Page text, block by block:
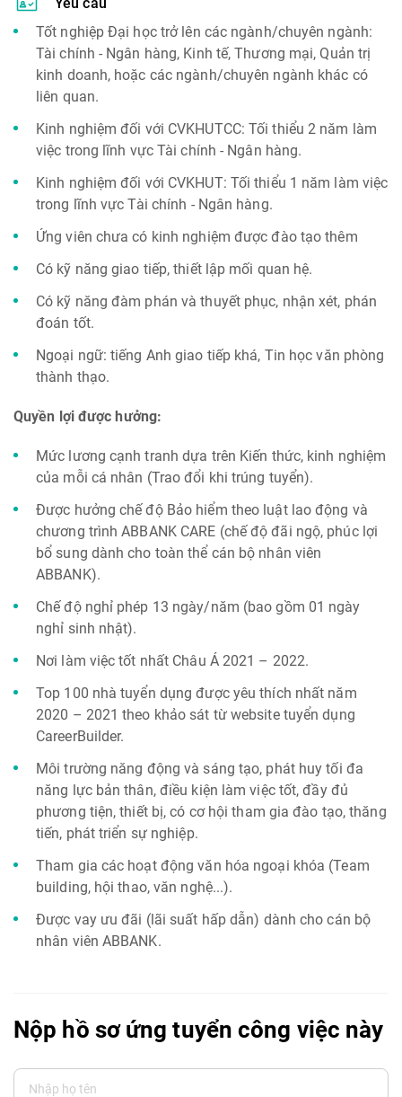
Tốt nghiệp Đại học trở lên các ngành/chuyên ngành:
Tài chính - Ngân hàng, Kinh tế, Thương mại, Quản trị
kinh doanh, hoặc các ngành/chuyên ngành khác có
liên quan.
Kinh nghiệm đối với CVKHUTCC: Tối thiểu 2 năm làm
việc trong lĩnh vực Tài chính - Ngân hàng.
Kinh nghiệm đối với CVKHUT: Tối thiểu 1 năm làm việc
trong lĩnh vực Tài chính - Ngân hàng.
Ứng viên chưa có kinh nghiệm được đào tạo thêm
Có kỹ năng giao tiếp, thiết lập mối quan hệ.
Có kỹ năng đàm phán và thuyết phục, nhận xét, phán
đoán tốt.
Ngoại ngữ: tiếng Anh giao tiếp khá, Tin học văn phòng
thành thạo.
Quyền lợi được hưởng:
Mức lương cạnh tranh dựa trên Kiến thức, kinh nghiệm
của mỗi cá nhân (Trao đổi khi trúng tuyển).
Được hưởng chế độ Bảo hiểm theo luật lao động và
chương trình ABBANK CARE (chế độ đãi ngộ, phúc lợi
bổ sung dành cho toàn thể cán bộ nhân viên
ABBANK).
Chế độ nghỉ phép 13 ngày/năm (bao gồm 01 ngày
nghỉ sinh nhật).
Nơi làm việc tốt nhất Châu Á 2021 – 2022.
Top 100 nhà tuyển dụng được yêu thích nhất năm
2020 – 2021 theo khảo sát từ website tuyển dụng
CareerBuilder.
Môi trường năng động và sáng tạo, phát huy tối đa
năng lực bản thân, điều kiện làm việc tốt, đầy đủ
phương tiện, thiết bị, có cơ hội tham gia đào tạo, thăng
tiến, phát triển sự nghiệp.
Tham gia các hoạt động văn hóa ngoại khóa (Team
building, hội thao, văn nghệ...).
Được vay ưu đãi (lãi suất hấp dẫn) dành cho cán bộ
nhân viên ABBANK.
Nộp hồ sơ ứng tuyển công việc này